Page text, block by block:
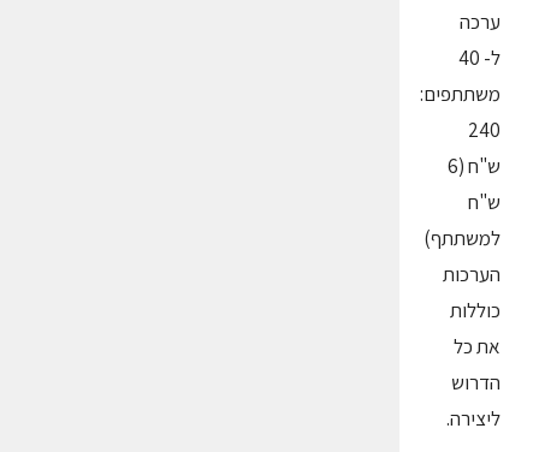
ערכה
ל- 40
משתתפים:
240
ש"ח (6
ש"ח
למשתתף)
הערכות
כוללות
את כל
הדרוש
ליצירה.